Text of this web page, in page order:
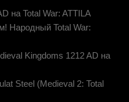
на Total War: ATTILA
Народный Total War:
Kingdoms 1212 AD на
Steel (Medieval 2: Total